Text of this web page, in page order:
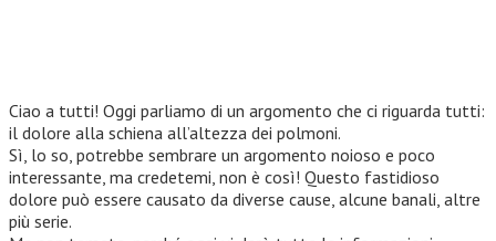
Ciao a tutti! Oggi parliamo di un argomento che ci riguarda tutti:
il dolore alla schiena all’altezza dei polmoni.
Sì, lo so, potrebbe sembrare un argomento noioso e poco
interessante, ma credetemi, non è così! Questo fastidioso
dolore può essere causato da diverse cause, alcune banali, altre
più serie.